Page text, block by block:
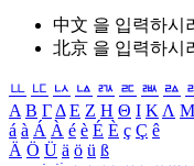
中文 을 입력하시
北京 을 입력하시
ㅥ ㅦ ㅧ ㅨ ㅩ ㅪ ㅫ ㅬ
Α Β ΓΔ Ε Ζ Η Θ Ι ΚΛ Μ
á à Á À é è É È ç Ç ê
Ä Ö Ü ä ö ü ß